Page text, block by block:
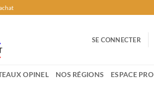
SE CONNECTER
OPINEL NOS RÉGIONS ESPACE PRO